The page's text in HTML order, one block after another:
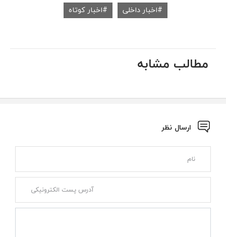
اخبار داخلی اخبار کوتاه
مطالب مشابه
ارسال نظر